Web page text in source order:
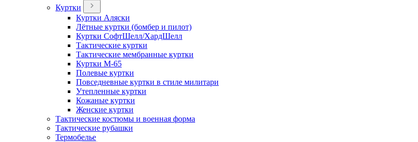
Куртки
Куртки Аляски
Лётные куртки (бомбер и пилот)
Куртки СофтШелл/ХардШелл
Тактические куртки
Тактические мембранные куртки
Куртки М-65
Полевые куртки
Повседневные куртки в стиле милитари
Утепленные куртки
Кожаные куртки
Женские куртки
Тактические костюмы и военная форма
Тактические рубашки
Термобелье